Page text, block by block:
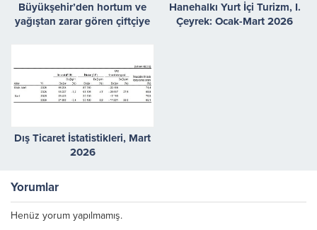
Büyükşehir’den hortum ve
yağıştan zarar gören çiftçiye
Hanehalkı Yurt İçi Turizm, I.
Çeyrek: Ocak-Mart 2026
Dış Ticaret İstatistikleri, Mart
2026
Yorumlar
Henüz yorum yapılmamış.